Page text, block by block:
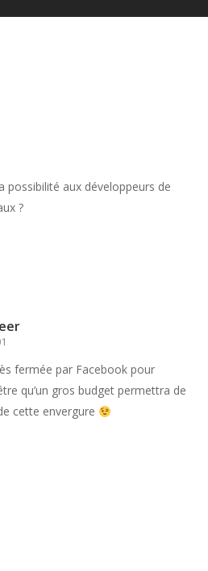
possibilité aux développeurs de
?
fermée par Facebook pour
qu’un gros budget permettra de
cette envergure